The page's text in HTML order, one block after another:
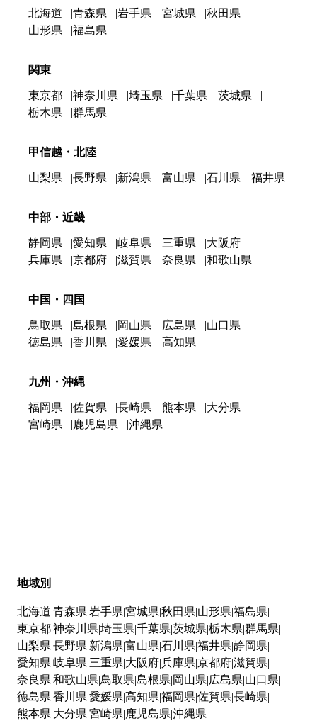
北海道 青森県 岩手県 宮城県
秋田県
山形県
福島県
関東
東京都 神奈川県 埼玉県 千葉県
茨城県
栃木県
群馬県
甲信越・北陸
山梨県 長野県 新潟県 富山県 石川県 福井県
中部・近畿
静岡県 愛知県 岐阜県 三重県
大阪府
兵庫県
京都府 滋賀県 奈良県 和歌山県
中国・四国
鳥取県 島根県 岡山県 広島県
山口県
徳島県
香川県 愛媛県 高知県
九州・沖縄
福岡県 佐賀県 長崎県 熊本県
大分県
宮崎県
鹿児島県 沖縄県
地域別
北海道 青森県 岩手県 宮城県 秋田県 山形県 福島県
東京都神奈川県 埼玉県 千葉県 茨城県 栃木県 群馬県
山梨県 長野県 新潟県 富山県 石川県 福井県 静岡県
愛知県 岐阜県 三重県 大阪府兵庫県 京都府滋賀県
奈良県 和歌山県 鳥取県 島根県 岡山県 広島県 山口県
徳島県 香川県 愛媛県 高知県 福岡県 佐賀県 長崎県
熊本県 大分県 宮崎県 鹿児島県 沖縄県